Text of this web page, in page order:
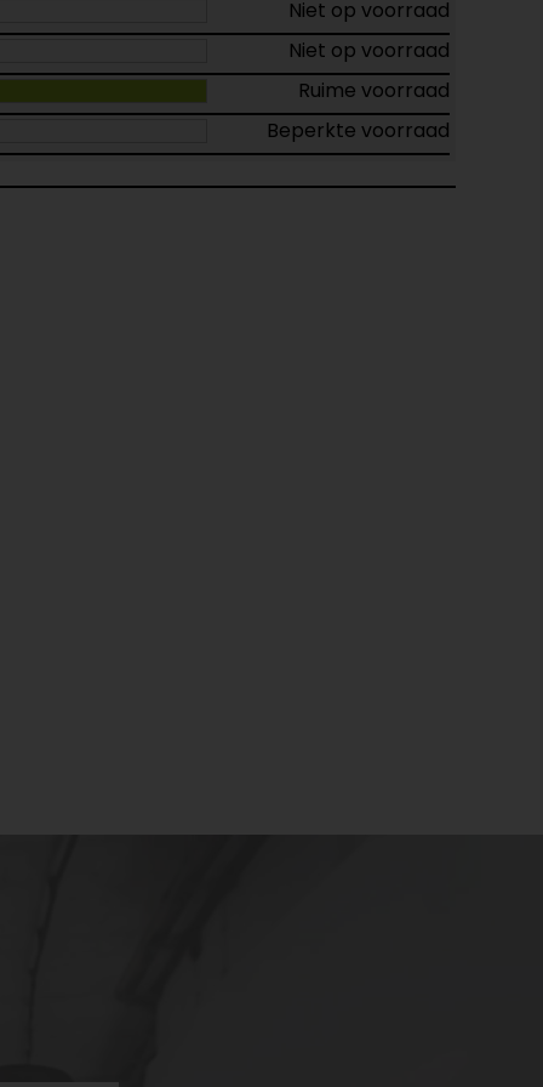
Niet op voorraad
Niet op voorraad
Ruime voorraad
Beperkte voorraad